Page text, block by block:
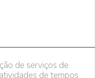
de serviços de
de tempos